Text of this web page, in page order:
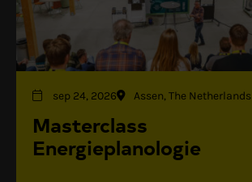
sep 24, 2026 Assen, The Netherlands
Masterclass
Energieplanologie